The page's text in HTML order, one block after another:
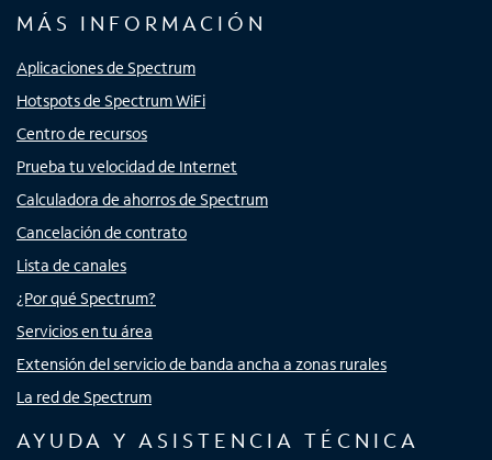
MÁS INFORMACIÓN
Aplicaciones de Spectrum
Hotspots de Spectrum WiFi
Centro de recursos
Prueba tu velocidad de Internet
Calculadora de ahorros de Spectrum
Cancelación de contrato
Lista de canales
¿Por qué Spectrum?
Servicios en tu área
Extensión del servicio de banda ancha a zonas rurales
La red de Spectrum
AYUDA Y ASISTENCIA TÉCNICA